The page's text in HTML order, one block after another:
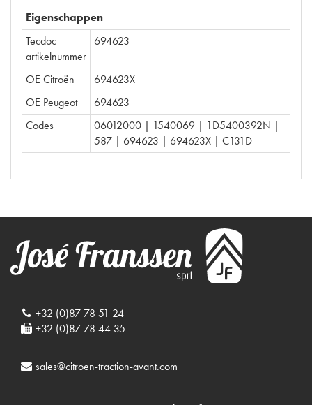
Eigenschappen
Tecdoc
artikelnummer
694623
OE Citroën
694623X
OE Peugeot
694623
Codes
06012000 | 1540069 | 1D5400392N |
587 | 694623 | 694623X | C131D
+32 (0)87 78 51 24
+32 (0)87 78 44 35
sales@citroen-traction-avant.com